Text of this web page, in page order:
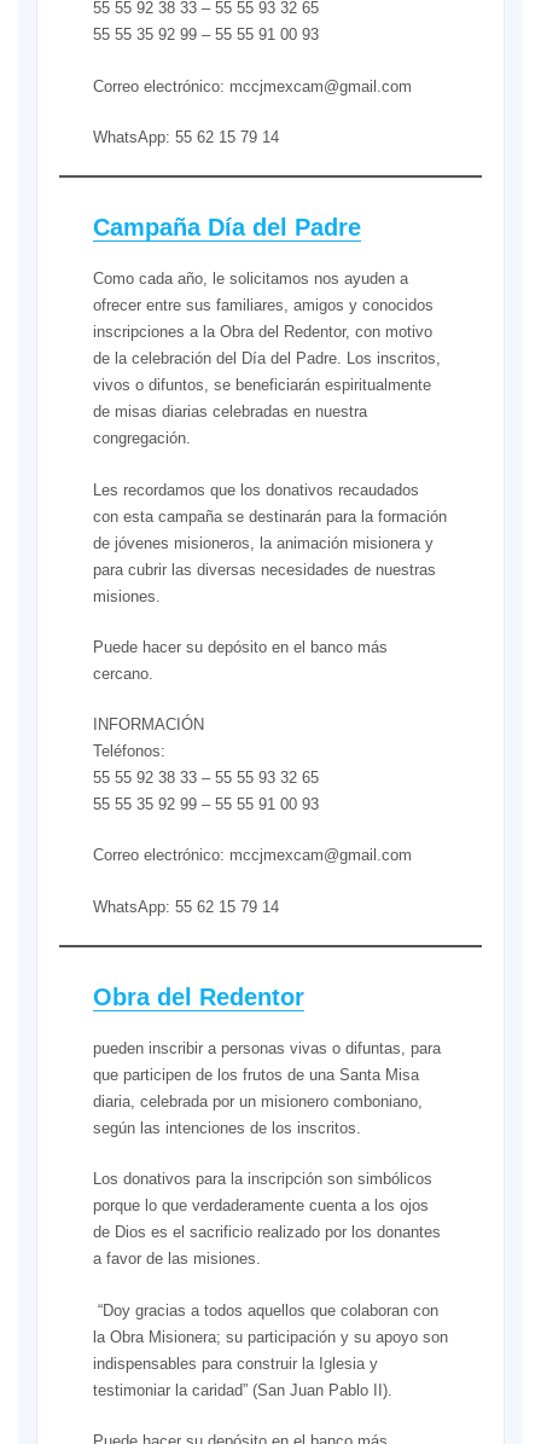
55 55 92 38 33 – 55 55 93 32 65
55 55 35 92 99 – 55 55 91 00 93
Correo electrónico: mccjmexcam@gmail.com
WhatsApp: 55 62 15 79 14
Campaña Día del Padre
Como cada año, le solicitamos nos ayuden a
ofrecer entre sus familiares, amigos y conocidos
inscripciones a la Obra del Redentor, con motivo
de la celebración del Día del Padre. Los inscritos,
vivos o difuntos, se beneficiarán espiritualmente
de misas diarias celebradas en nuestra
congregación.
Les recordamos que los donativos recaudados
con esta campaña se destinarán para la formación
de jóvenes misioneros, la animación misionera y
para cubrir las diversas necesidades de nuestras
misiones.
Puede hacer su depósito en el banco más
cercano.
INFORMACIÓN
Teléfonos:
55 55 92 38 33 – 55 55 93 32 65
55 55 35 92 99 – 55 55 91 00 93
Correo electrónico: mccjmexcam@gmail.com
WhatsApp: 55 62 15 79 14
Obra del Redentor
pueden inscribir a personas vivas o difuntas, para
que participen de los frutos de una Santa Misa
diaria, celebrada por un misionero comboniano,
según las intenciones de los inscritos.
Los donativos para la inscripción son simbólicos
porque lo que verdaderamente cuenta a los ojos
de Dios es el sacrificio realizado por los donantes
a favor de las misiones.
“Doy gracias a todos aquellos que colaboran con
la Obra Misionera; su participación y su apoyo son
indispensables para construir la Iglesia y
testimoniar la caridad” (San Juan Pablo II).